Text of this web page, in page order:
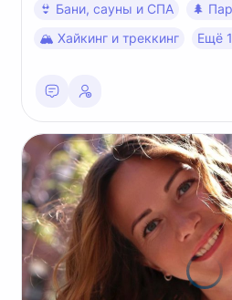
👙 Бани, сауны и СПА
🌲
🏔 Хайкинг и треккинг
Ещё